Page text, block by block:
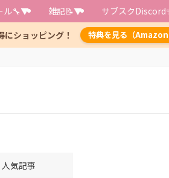
ル🔧▼ 雑記📝▼ サブスク
ショッピング！
特典を見る（
人気記事